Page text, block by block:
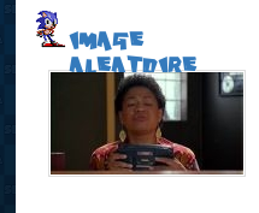
IMAGE
ALEATOIRE